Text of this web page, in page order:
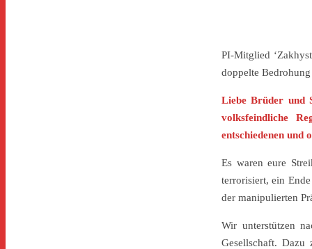
PI-Mitglied
doppelte
Liebe Brüder und
volksfeindliche
entschiedenen und
Es waren eure
terrorisiert, ein
der manipulierten
Wir unterstützen
Gesellschaft.